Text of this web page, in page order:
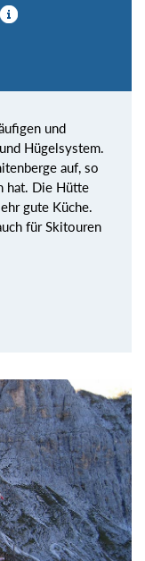
und
Hügelsystem.
auf, so
hat. Die Hütte
gute Küche.
für Skitouren